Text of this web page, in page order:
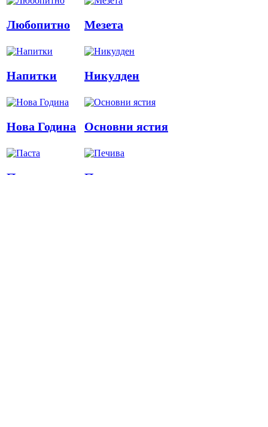
Любопитно Мезета
Напитки Никулден
Нова Година Основни ястия
Паста Печива